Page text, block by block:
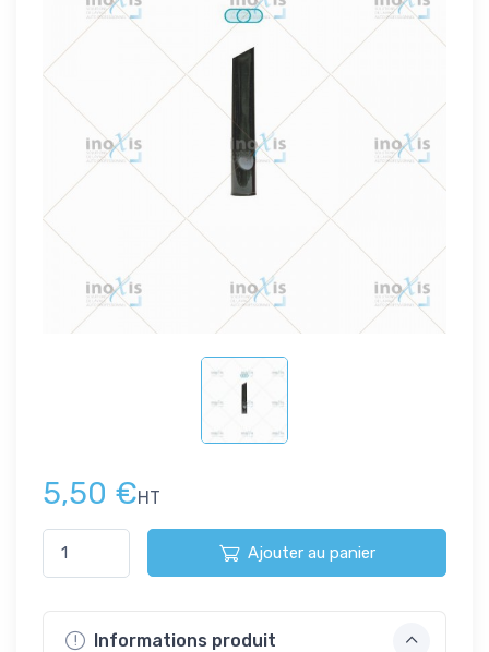
5,50 €HT
Ajouter au panier
Informations produit